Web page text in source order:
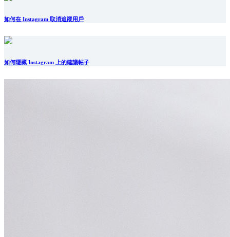
如何在 Instagram 取消追蹤用戶
如何隱藏 Instagram 上的建議帖子